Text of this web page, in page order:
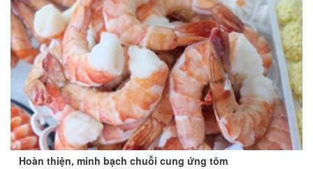
Hoàn thiện, minh bạch chuỗi cung ứng tôm